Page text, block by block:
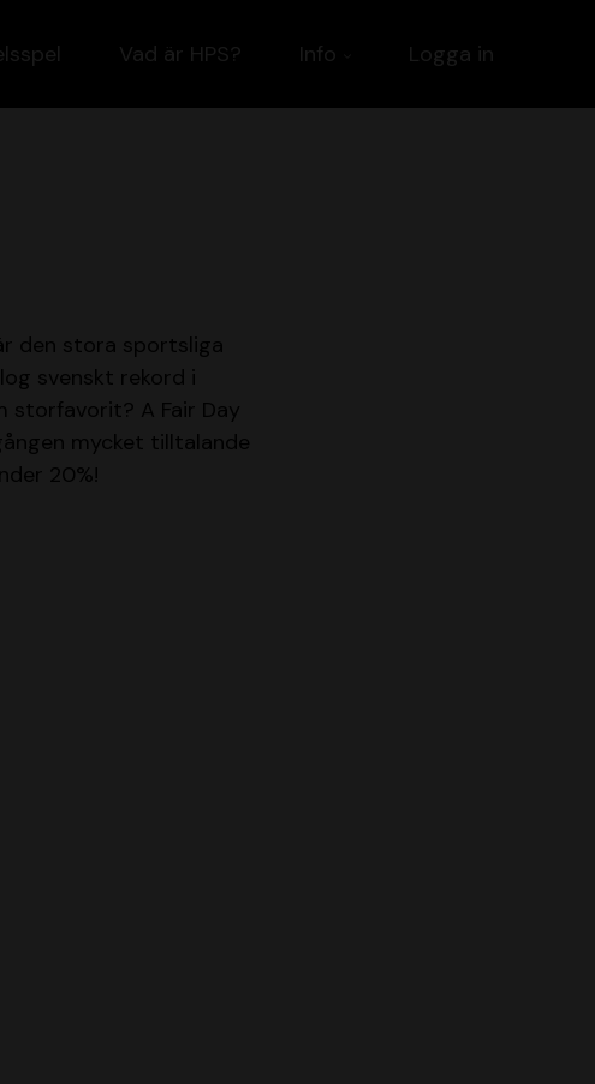
Vad är HPS? Info Logga in
den stora sportsliga
svenskt rekord i
storfavorit? A Fair Day
mycket tilltalande
20%!